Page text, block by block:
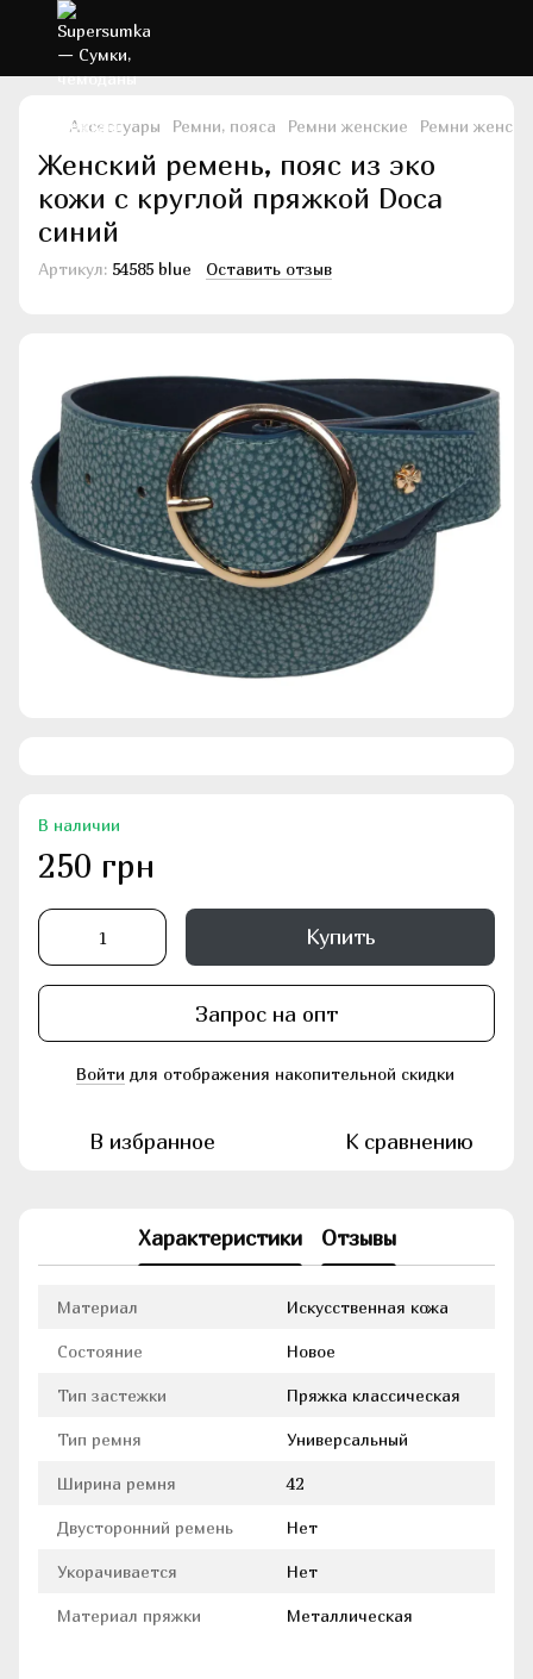
Аксессуары Ремни, пояса Ремни женские Ремни
Женский ремень, пояс из эко
кожи с круглой пряжкой Doca
синий
Артикул: 54585 blue Оставить отзыв
В наличии
250 грн
Купить
Запрос на опт
Войти для отображения накопительной скидки
В избранное К сравнению
Характеристики Отзывы
Материал Искусственная кожа
Состояние Новое
Тип застежки Пряжка классическая
Тип ремня Универсальный
Ширина ремня 42
Двусторонний ремень Нет
Укорачивается Нет
Материал пряжки Металлическая